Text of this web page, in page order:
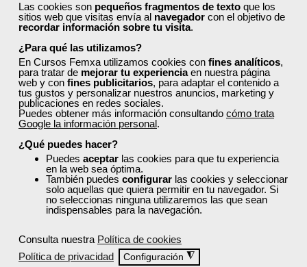
Las cookies son pequeños fragmentos de texto que los
sitios web que visitas envía al navegador con el objetivo de
recordar información sobre tu visita.
¿Para qué las utilizamos?
En Cursos Femxa utilizamos cookies con fines analíticos,
para tratar de mejorar tu experienciaen nuestra página
web y con fines publicitarios, para adaptar el contenido a
tus gustos y personalizar nuestros anuncios, marketing y
publicaciones en redes sociales.
Puedes obtener más información consultando cómo trata
Google la información personal.
¿Qué puedes hacer?
Puedes aceptar las cookies para que tu experiencia
en la web sea óptima.
También puedes configurar las cookies y seleccionar
solo aquellas que quiera permitir en tu navegador. Si
no seleccionas ninguna utilizaremos las que sean
indispensables para la navegación.
Consulta nuestra Política de cookies
Política de privacidad
Configuración ◮
Newsletter
Si, quiero recibir información sobre cursos, ofertas
exclusivas y recursos para el aprendizaje.
Términos y condiciones
He leído y acepto la Política de Privacidad
Registrarse
Quiénes Somos:
Especialistas en consultoría y formación para el empleo
Nuestro objetivo diario es, única y exclusivamente, ayudarte a
conseguir tus metas profesionales ofreciéndote los mejores